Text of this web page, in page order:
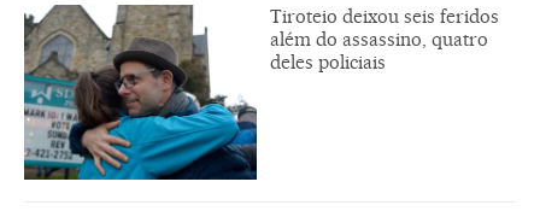
Tiroteio deixou seis feridos
além do assassino, quatro
deles policiais